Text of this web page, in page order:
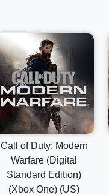
Call of Duty: Modern
Warfare (Digital
Standard Edition)
(Xbox One) (US)